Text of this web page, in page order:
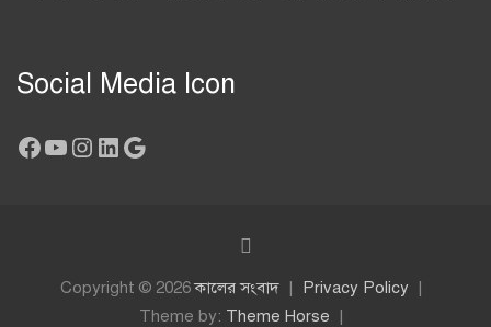
Social Media Icon
Facebook
YouTube
Instagram
LinkedIn
Google
Copyright © 2026কালের সংবাদ
Privacy Policy
Theme by: Theme Horse